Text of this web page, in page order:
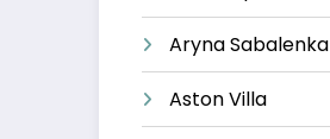
Aryna Sabalenka
Aston Villa